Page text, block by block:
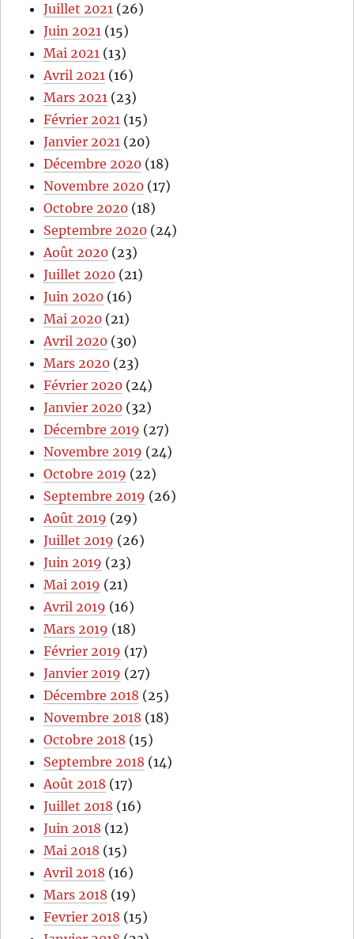
Juillet 2021 (26)
Juin 2021 (15)
Mai 2021 (13)
Avril 2021 (16)
Mars 2021 (23)
Février 2021 (15)
Janvier 2021 (20)
Décembre 2020 (18)
Novembre 2020 (17)
Octobre 2020 (18)
Septembre 2020 (24)
Août 2020 (23)
Juillet 2020 (21)
Juin 2020 (16)
Mai 2020 (21)
Avril 2020 (30)
Mars 2020 (23)
Février 2020 (24)
Janvier 2020 (32)
Décembre 2019 (27)
Novembre 2019 (24)
Octobre 2019 (22)
Septembre 2019 (26)
Août 2019 (29)
Juillet 2019 (26)
Juin 2019 (23)
Mai 2019 (21)
Avril 2019 (16)
Mars 2019 (18)
Février 2019 (17)
Janvier 2019 (27)
Décembre 2018 (25)
Novembre 2018 (18)
Octobre 2018 (15)
Septembre 2018 (14)
Août 2018 (17)
Juillet 2018 (16)
Juin 2018 (12)
Mai 2018 (15)
Avril 2018 (16)
Mars 2018 (19)
Fevrier 2018 (15)